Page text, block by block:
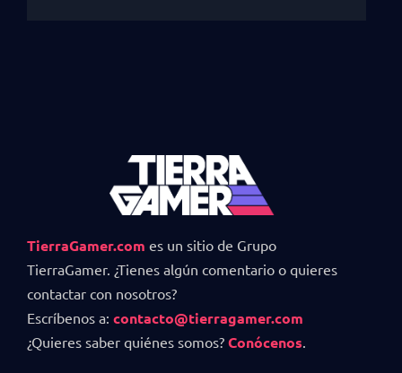
TierraGamer.com es un sitio de Grupo
TierraGamer. ¿Tienes algún comentario o quieres
contactar con nosotros?
Escríbenos a: contacto@tierragamer.com
¿Quieres saber quiénes somos? Conócenos